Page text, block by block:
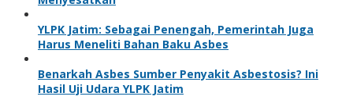
YLPK Jatim: Sebagai Penengah, Pemerintah Juga
Harus Meneliti Bahan Baku Asbes
Benarkah Asbes Sumber Penyakit Asbestosis? Ini
Hasil Uji Udara YLPK Jatim